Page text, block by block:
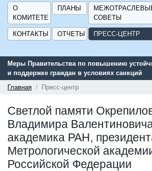
О
КОМИТЕТЕ
ПЛАНЫ
СОВЕТЫ
КОНТАКТЫ ОТЧЕТЫ ПРЕСС-ЦЕНТР
Меры Правительства по повышению
и поддержке граждан в условиях санкций
Главная
Пресс-центр
Светлой памяти
Владимира
академика РАН,
Метрологической
Российской Федерации